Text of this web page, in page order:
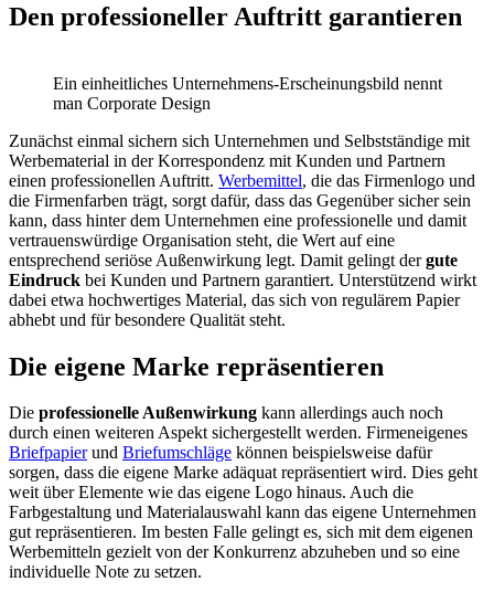
Den professioneller Auftritt garantieren
Ein einheitliches Unternehmens-Erscheinungsbild nennt
man Corporate Design
Zunächst einmal sichern sich Unternehmen und Selbstständige mit
Werbematerial in der Korrespondenz mit Kunden und Partnern
einen professionellen Auftritt. Werbemittel, die das Firmenlogo und
die Firmenfarben trägt, sorgt dafür, dass das Gegenüber sicher sein
kann, dass hinter dem Unternehmen eine professionelle und damit
vertrauenswürdige Organisation steht, die Wert auf eine
entsprechend seriöse Außenwirkung legt. Damit gelingt dergute
Eindruck bei Kunden und Partnern garantiert. Unterstützend wirkt
dabei etwa hochwertiges Material, das sich von regulärem Papier
abhebt und für besondere Qualität steht.
Die eigene Marke repräsentieren
Die professionelle Außenwirkung kann allerdings auch noch
durch einen weiteren Aspekt sichergestellt werden. Firmeneigenes
Briefpapierund Briefumschläge können beispielsweise dafür
sorgen, dass die eigene Marke adäquat repräsentiert wird. Dies geht
weit über Elemente wie das eigene Logo hinaus. Auch die
Farbgestaltung und Materialauswahl kann das eigene Unternehmen
gut repräsentieren. Im besten Falle gelingt es, sich mit dem eigenen
Werbemitteln gezielt von der Konkurrenz abzuheben und so eine
individuelle Note zu setzen.